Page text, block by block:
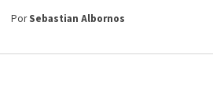
PorSebastian Albornos